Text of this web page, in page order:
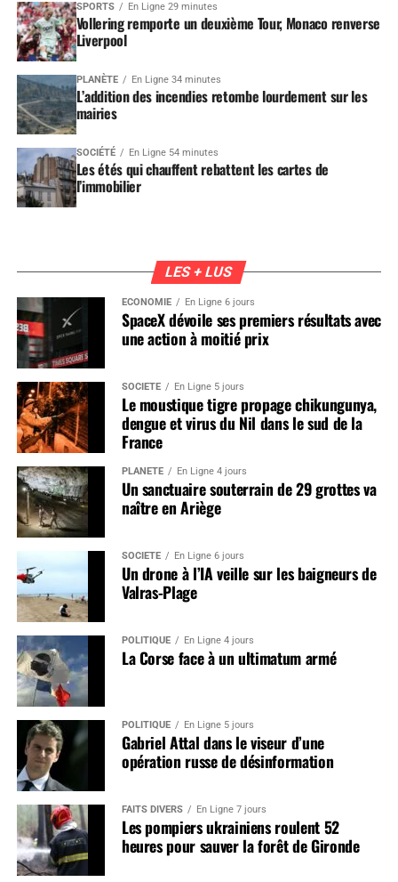
SPORTS En Ligne 29 minutes
Vollering remporte un deuxième Tour, Monaco renverse
Liverpool
PLANÈTE En Ligne 34 minutes
L’addition des incendies retombe lourdement sur les
mairies
SOCIÉTÉ En Ligne 54 minutes
Les étés qui chauffent rebattent les cartes de
l’immobilier
LES + LUS
ÉCONOMIE En Ligne 6 jours
SpaceX dévoile ses premiers résultats avec
une action à moitié prix
SOCIÉTÉ En Ligne 5 jours
Le moustique tigre propage chikungunya,
dengue et virus du Nil dans le sud de la
France
PLANÈTE En Ligne 4 jours
Un sanctuaire souterrain de 29 grottes va
naître en Ariège
SOCIÉTÉ En Ligne 6 jours
Un drone à l’IA veille sur les baigneurs de
Valras-Plage
POLITIQUE En Ligne 4 jours
La Corse face à un ultimatum armé
POLITIQUE En Ligne 5 jours
Gabriel Attal dans le viseur d’une
opération russe de désinformation
FAITS DIVERS En Ligne 7 jours
Les pompiers ukrainiens roulent 52
heures pour sauver la forêt de Gironde